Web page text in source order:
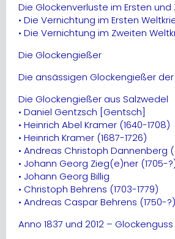
Die Glockenverluste im Ersten
• Die Vernichtung im Ersten
• Die Vernichtung im Zweiten
Die Glockengießer
Die ansässigen Glockengießer
Die Glockengießer aus Salzwedel
• Daniel Gentzsch [Gentsch]
• Heinrich Abel Kramer (1640-1708)
• Heinrich Kramer (1687-1726)
• Andreas Christoph Dannenberg
• Johann Georg Zieg(e)ner (1705-
• Johann Georg Billig
• Christoph Behrens (1703-1779)
• Andreas Caspar Behrens (1750-?)
Anno 1837 und 2012 –